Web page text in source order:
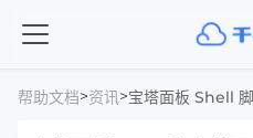
帮助文档>资讯>宝塔面板 Shell